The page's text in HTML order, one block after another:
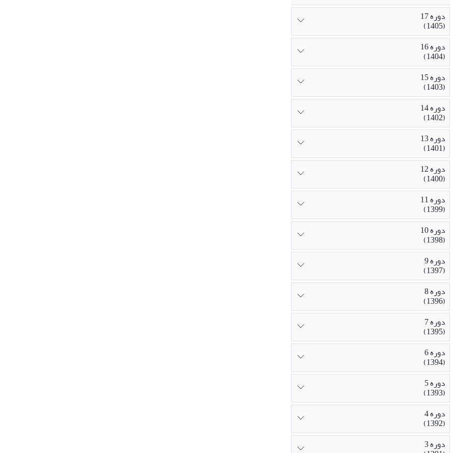
دوره 17
(1405)
دوره 16
(1404)
دوره 15
(1403)
دوره 14
(1402)
دوره 13
(1401)
دوره 12
(1400)
دوره 11
(1399)
دوره 10
(1398)
دوره 9
(1397)
دوره 8
(1396)
دوره 7
(1395)
دوره 6
(1394)
دوره 5
(1393)
دوره 4
(1392)
دوره 3